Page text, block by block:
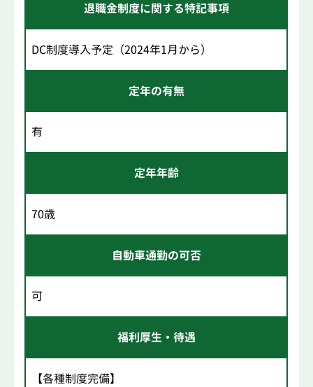
退職金制度に関する特記事項
DC制度導入予定（2024年1月から）
定年の有無
有
定年年齢
70歳
自動車通勤の可否
可
福利厚生・待遇
【各種制度完備】